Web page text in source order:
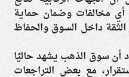
مخالفات وضمان حماية
داخل السوق والحفاظ
أن سوق الذهب يشهد حاليًا
مع بعض التراجعات